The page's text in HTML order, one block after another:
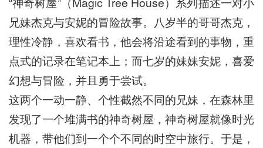
兄妹杰克与安妮的冒险故事。八岁半的哥哥杰克，
理性冷静，喜欢看书，他会将沿途看到的事物，重
点式的记录在笔记本上；而七岁的妹妹安妮，喜爱
幻想与冒险，并且勇于尝试。
这两个一动一静、个性截然不同的兄妹，在森林里
发现了一个堆满书的神奇树屋，神奇树屋就像时光
机器，带他们到一个个不同的时空中旅行。于是，